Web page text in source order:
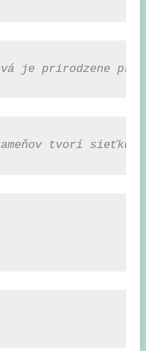
je prirodzene
tvorí